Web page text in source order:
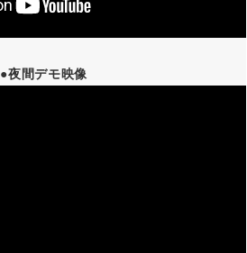
●夜間デモ映像